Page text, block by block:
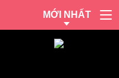
MỚI NHẤT